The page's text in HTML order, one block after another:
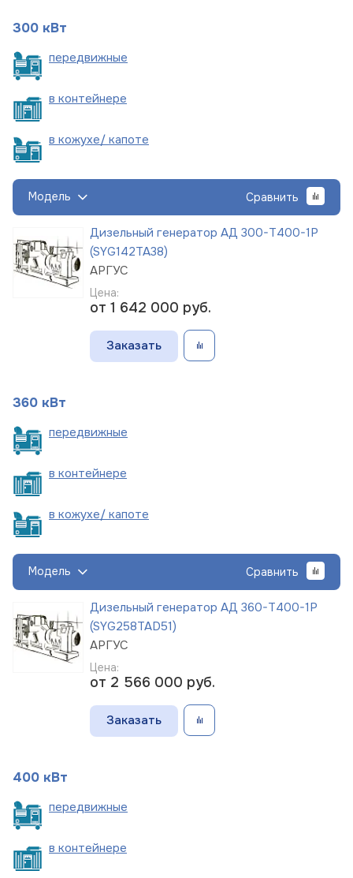
300 кВт
передвижные
в контейнере
в кожухе/ капоте
Модель Сравнить
Дизельный генератор АД 300-Т400-1Р
(SYG142TA38)
АРГУС
Цена:
от 1 642 000 руб.
Заказать
360 кВт
передвижные
в контейнере
в кожухе/ капоте
Модель Сравнить
Дизельный генератор АД 360-Т400-1Р
(SYG258TAD51)
АРГУС
Цена:
от 2 566 000 руб.
Заказать
400 кВт
передвижные
в контейнере